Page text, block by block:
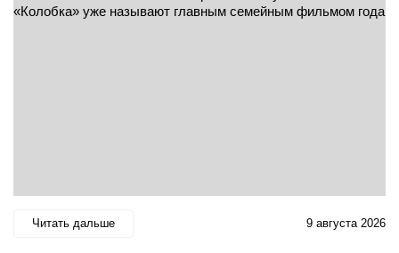
Читать дальше 9 августа 2026